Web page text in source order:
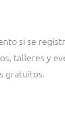
si se
talleres y
gratuitos.